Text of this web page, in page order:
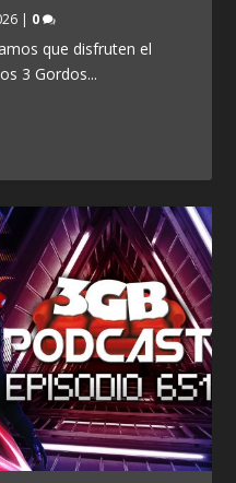
| 0
que disfruten el
3 Gordos...